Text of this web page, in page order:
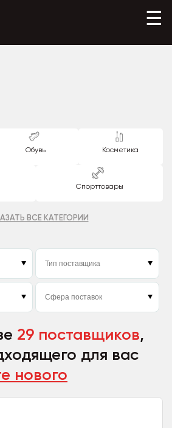
☰
Обувь Косметика
Спорттовары
ВСЕ КАТЕГОРИИ
29 поставщиков,
для вас
нового